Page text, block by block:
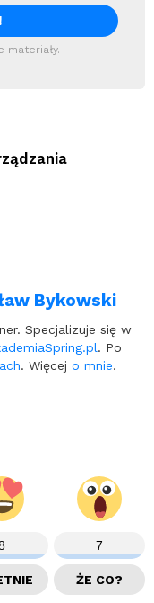
materiały.
Bykowski
Specjalizuje się w
. Po
. Więcej o mnie.
7
ŻE CO?